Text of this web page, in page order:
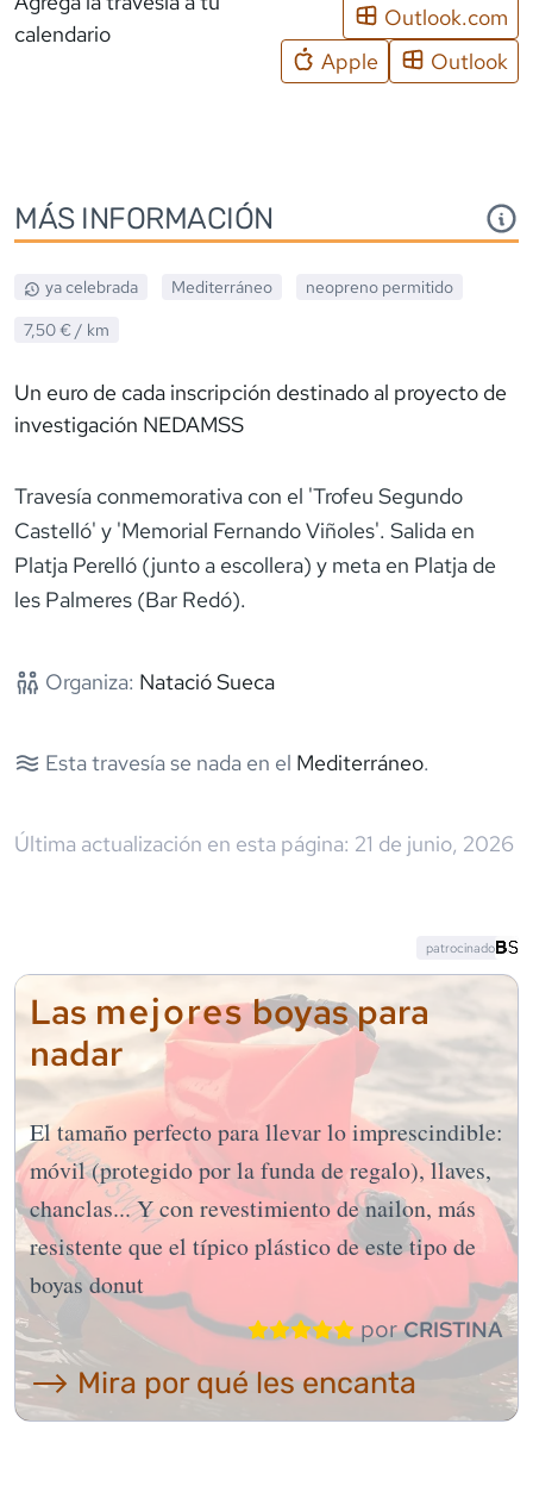
calendario
Outlook.com
Apple
Outlook
MÁS INFORMACIÓN
ya celebrada Mediterráneo neopreno permitido
7,50 € / km
Un euro de cada inscripción destinado al proyecto de
investigación NEDAMSS
Travesía conmemorativa con el 'Trofeu Segundo
Castelló' y 'Memorial Fernando Viñoles'. Salida en
Platja Perelló (junto a escollera) y meta en Platja de
les Palmeres (Bar Redó).
Organiza: Natació Sueca
Esta travesía se nada en el Mediterráneo.
Última actualización en esta página: 21 de junio, 2026
Las mejoresboyas para
nadar
El tamaño perfecto para llevar lo imprescindible:
móvil (protegido por la funda de regalo), llaves,
chanclas... Y con revestimiento de nailon, más
resistente que el típico plástico de este tipo de
boyas donut
porCRISTINA
⟶ Mira por qué les encanta
patrocinado